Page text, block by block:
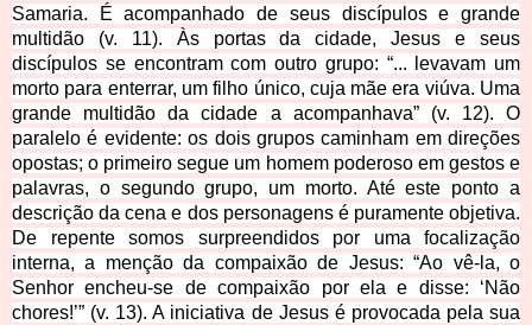
Samaria. É acompanhado de seus discípulos e grande
multidão (v. 11). Às portas da cidade, Jesus e seus
discípulos se encontram com outro grupo: “... levavam um
morto para enterrar, um filho único, cuja mãe era viúva. Uma
grande multidão da cidade a acompanhava” (v. 12). O
paralelo é evidente: os dois grupos caminham em direções
opostas; o primeiro segue um homem poderoso em gestos e
palavras, o segundo grupo, um morto. Até este ponto a
descrição da cena e dos personagens é puramente objetiva.
De repente somos surpreendidos por uma focalização
interna, a menção da compaixão de Jesus: “Ao vê-la, o
Senhor encheu-se de compaixão por ela e disse: ‘Não
chores!’” (v. 13). A iniciativa de Jesus é provocada pela sua